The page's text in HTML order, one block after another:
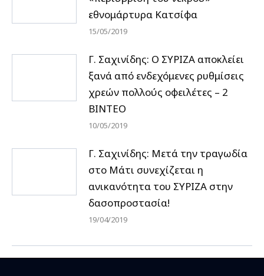
εθνομάρτυρα Κατσίφα
15/05/2019
Γ. Σαχινίδης: Ο ΣΥΡΙΖΑ αποκλείει
ξανά από ενδεχόμενες ρυθμίσεις
χρεών πολλούς οφειλέτες – 2
ΒΙΝΤΕΟ
10/05/2019
Γ. Σαχινίδης: Μετά την τραγωδία
στο Μάτι συνεχίζεται η
ανικανότητα του ΣΥΡΙΖΑ στην
δασοπροστασία!
19/04/2019